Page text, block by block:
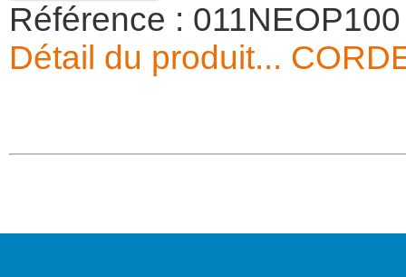
Référence : 011NEOP100
Détail du produit...